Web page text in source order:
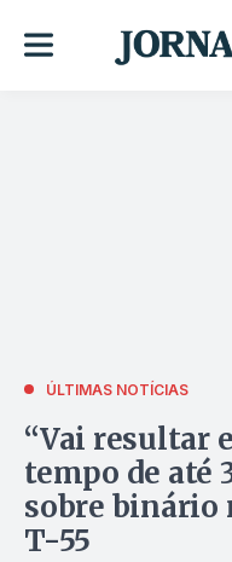
ÚLTIMAS NOTÍCIAS
“Vai resultar
tempo de até
sobre binário
T-55